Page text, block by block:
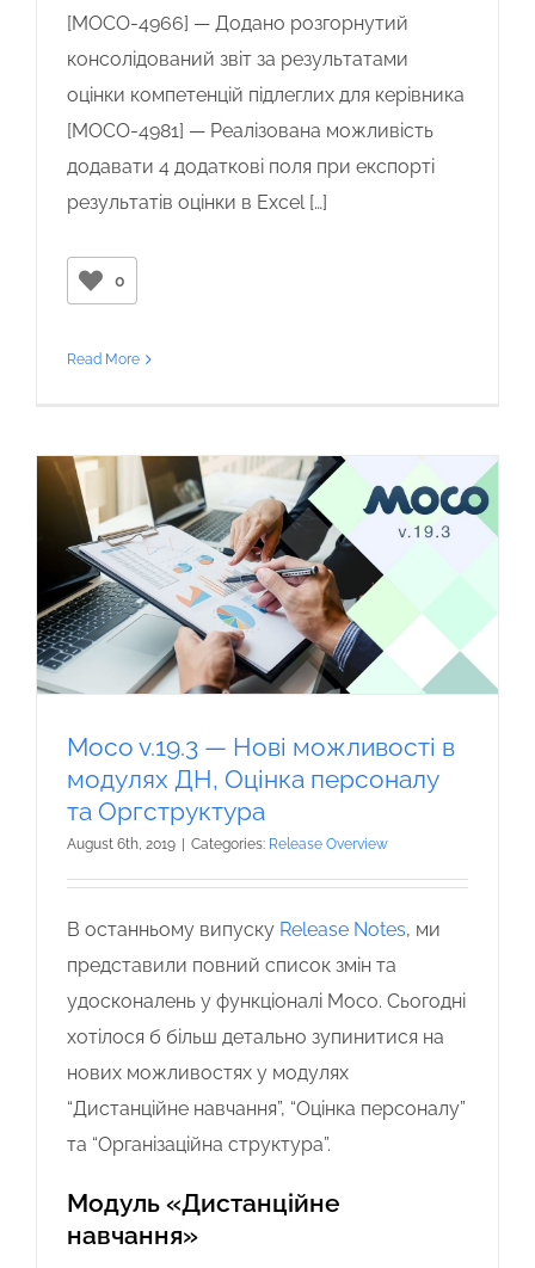
[MOCO-4966] — Додано розгорнутий
консолідований звіт за результатами
оцінки компетенцій підлеглих для керівника
[MOCO-4981] — Реалізована можливість
додавати 4 додаткові поля при експорті
результатів оцінки в Excel […]
0
Read More
Moco v.19.3 — Нові можливості в
модулях ДН, Оцінка персоналу
та Оргструктура
August 6th, 2019 | Categories: Release Overview
В останньому випуску Release Notes, ми
представили повний список змін та
удосконалень у функціоналі Moco. Сьогодні
хотілося б більш детально зупинитися на
нових можливостях у модулях
“Дистанційне навчання”, “Оцінка персоналу”
та “Організаційна структура”.
Модуль «Дистанційне
навчання»